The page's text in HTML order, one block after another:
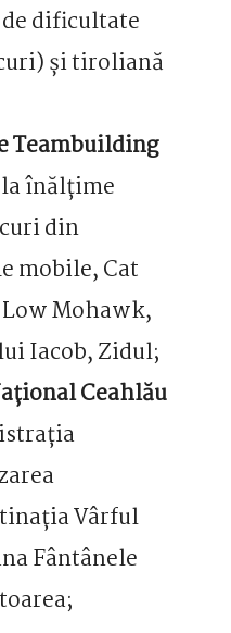
de dificultate
și tiroliană
Teambuilding
înălțime
din
mobile, Cat
Mohawk,
Iacob, Zidul;
Ceahlău
Vârful
Fântânele